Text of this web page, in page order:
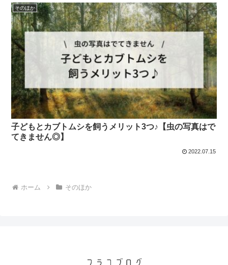
そのほか
子どもとカブトムシを飼うメリット3つ♪【虫の写真はで
てきません◎】
2022.07.15
ホーム そのほか